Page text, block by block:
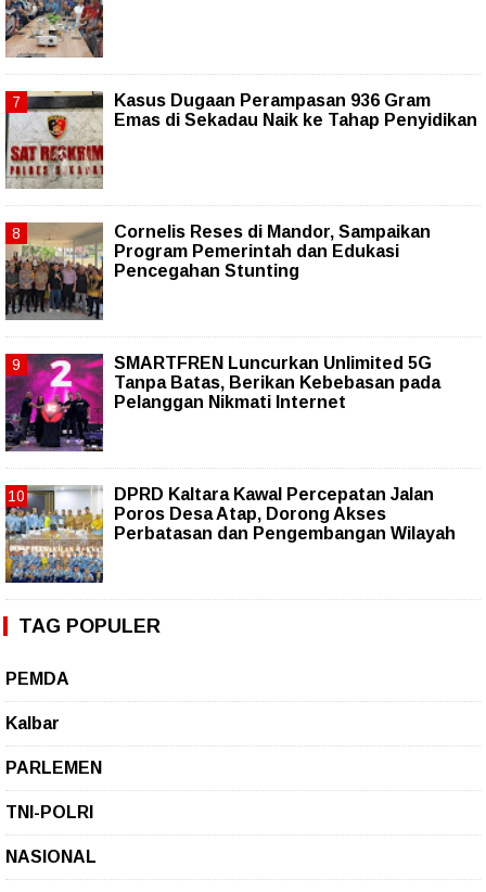
Kasus Dugaan Perampasan 936 Gram
Emas di Sekadau Naik ke Tahap Penyidikan
Cornelis Reses di Mandor, Sampaikan
Program Pemerintah dan Edukasi
Pencegahan Stunting
SMARTFREN Luncurkan Unlimited 5G
Tanpa Batas, Berikan Kebebasan pada
Pelanggan Nikmati Internet
DPRD Kaltara Kawal Percepatan Jalan
Poros Desa Atap, Dorong Akses
Perbatasan dan Pengembangan Wilayah
TAG POPULER
PEMDA
Kalbar
PARLEMEN
TNI-POLRI
NASIONAL